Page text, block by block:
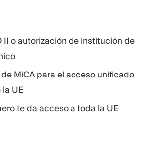
II o autorización de institución de
MiCA para el acceso unificado
UE
te da acceso a toda la UE